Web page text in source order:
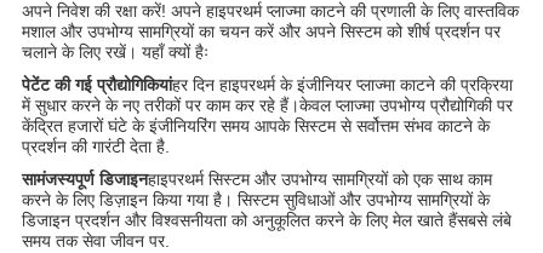
अपने निवेश की रक्षा करें! अपने हाइपरथर्म प्लाज्मा काटने की प्रणाली के लिए वास्तविक
मशाल और उपभोग्य सामग्रियों का चयन करें और अपने सिस्टम को शीर्ष प्रदर्शन पर
चलाने के लिए रखें। यहाँ क्यों हैः
पेटेंट की गई प्रौद्योगिकियांहर दिन हाइपरथर्म के इंजीनियर प्लाज्मा काटने की प्रक्रिया
में सुधार करने के नए तरीकों पर काम कर रहे हैं।केवल प्लाज्मा उपभोग्य प्रौद्योगिकी पर
केंद्रित हजारों घंटे के इंजीनियरिंग समय आपके सिस्टम से सर्वोत्तम संभव काटने के
प्रदर्शन की गारंटी देता है.
सामंजस्यपूर्ण डिजाइनहाइपरथर्म सिस्टम और उपभोग्य सामग्रियों को एक साथ काम
करने के लिए डिज़ाइन किया गया है। सिस्टम सुविधाओं और उपभोग्य सामग्रियों के
डिजाइन प्रदर्शन और विश्वसनीयता को अनुकूलित करने के लिए मेल खाते हैंसबसे लंबे
समय तक सेवा जीवन पर.